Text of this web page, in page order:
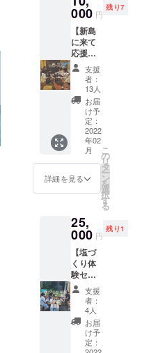
リー
ペー
パー ※
支援
時、必
ず備考
欄にご
希望の
お名前
をご記
入くだ
さい。
000 円
残り7
【新島
に来て
応援
セッ
ト】 ※
島内の
方にも
オスス
メで
す！ ・
居酒屋
サン
シャイ
ンお食
事券
ス、島
酒飲み
放題）※
有効期
限：
2022年
2月〜
2023年
2月 ・
記念す
べき最
初の塩
支援
者：
13人
お届
け予
定：
2022
年02
月
詳細を見る
こ
の
リ
タ
ー
ン
を
選
択
す
る
25,
000 円
残り1
【塩づ
くり体
験セッ
ト】 ・
塩づく
り体験
（半
日） ・
島の仲
支援
者：
4人
お届
け予
定：